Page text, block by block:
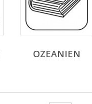
OZEANIEN